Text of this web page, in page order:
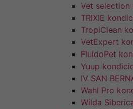
Vet selection
TRIXIE
TropiClean
VetExpert
FluidoPet
Yuup
IV SAN
Wahl Pro
Wilda